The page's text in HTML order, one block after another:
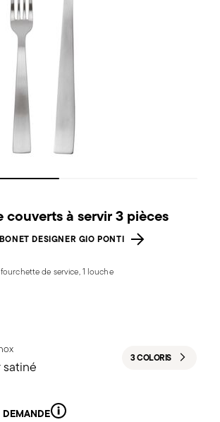
couverts à servir 3 pièces
DESIGNER GIO PONTI
de service, 1 louche
3 COLORIS